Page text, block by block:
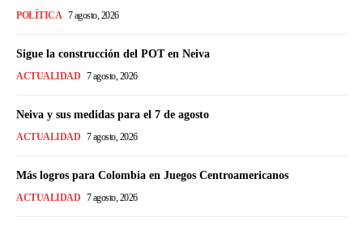
POLÍTICA 7 agosto, 2026
Sigue la construcción del POT en Neiva
ACTUALIDAD 7 agosto, 2026
Neiva y sus medidas para el 7 de agosto
ACTUALIDAD 7 agosto, 2026
Más logros para Colombia en Juegos Centroamericanos
ACTUALIDAD 7 agosto, 2026